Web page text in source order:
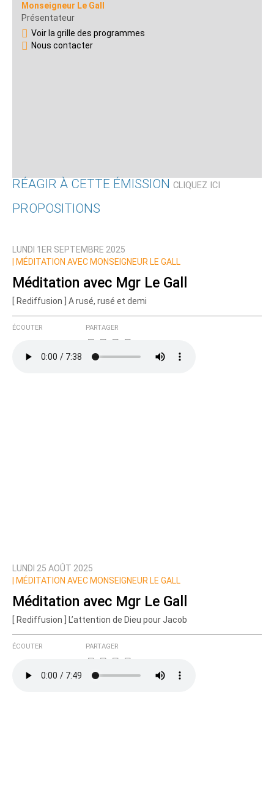
Monseigneur Le Gall
Présentateur
Voir la grille des programmes
Nous contacter
RÉAGIR À CETTE ÉMISSION CLIQUEZ ICI
Nom
Courriel (non publié)
Ajoutez votre commentaire ici
Prévenez-moi de tous les nouveaux commentaires
PROPOSITIONS
LUNDI 1ER SEPTEMBRE 2025
MÉDITATION AVEC MONSEIGNEUR LE GALL
Méditation avec Mgr Le Gall
[ Rediffusion ] A rusé, rusé et demi
ÉCOUTER PARTAGER
LUNDI 25 AOÛT 2025
MÉDITATION AVEC MONSEIGNEUR LE GALL
Méditation avec Mgr Le Gall
[ Rediffusion ] L’attention de Dieu pour Jacob
ÉCOUTER PARTAGER